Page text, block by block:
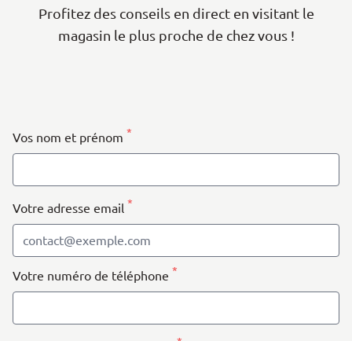
Profitez des conseils en direct en visitant le
magasin le plus proche de chez vous !
Vos nom et prénom *
Votre adresse email *
Votre numéro de téléphone *